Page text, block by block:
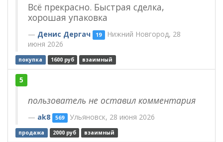
Всё прекрасно. Быстрая сделка,
хорошая упаковка
Денис Дергач 19 Нижний Новгород, 28
июня 2026
покупка 1600 руб взаимный
5
пользователь не оставил комментария
ak8 569 Ульяновск, 28 июня 2026
продажа 2000 руб взаимный